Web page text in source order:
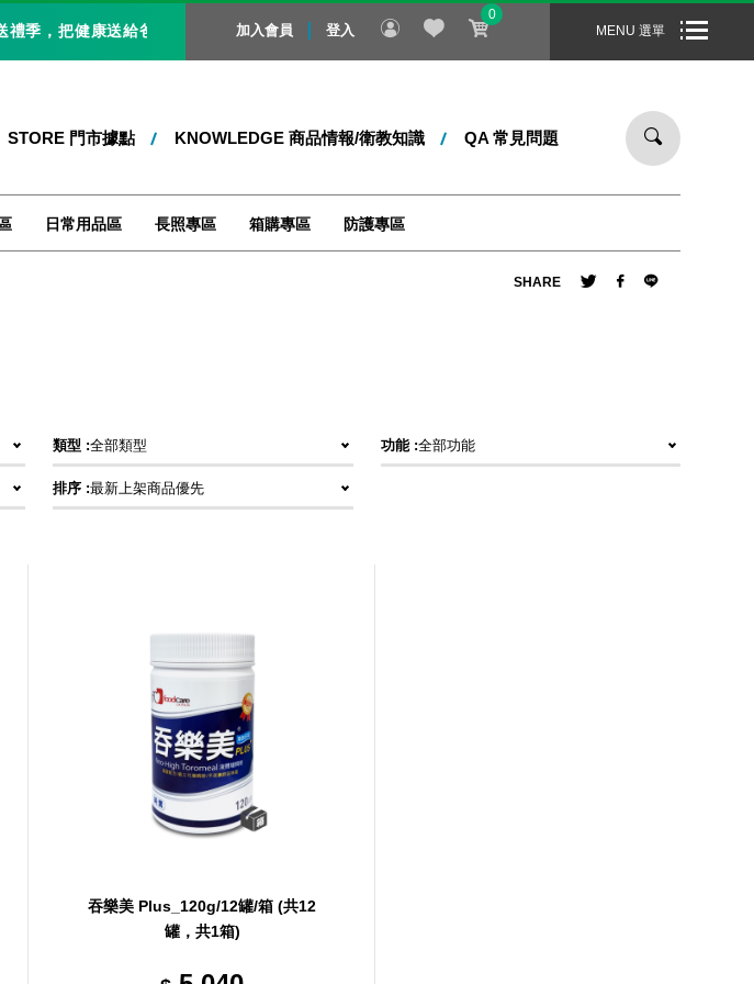
把健康送給爸爸，就是最好的父親節禮物！即日起 ～ 8/31 止，全站消費滿 1000 元，即享免運宅
加入會員 登入
0
MENU 選單
STORE 門市據點 KNOWLEDGE 商品情報/衛教知識 QA 常見問題
日常用品區 長照專區 箱購專區 防護專區
SHARE
類型 :全部類型 功能 :全部功能
排序 :最新上架商品優先
吞樂美 Plus_120g/12罐/箱 (共12
罐，共1箱)